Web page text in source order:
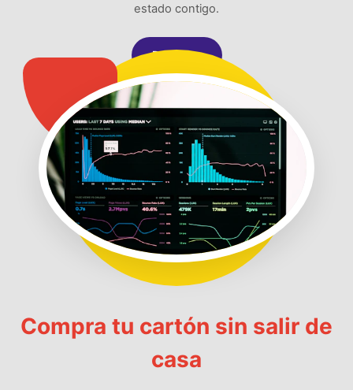
estado contigo.
Registrar
Compra tu cartón sin salir de
casa